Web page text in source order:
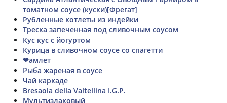
томатном соусе (куски)[Фрегат]
Рубленные котлеты из индейки
Треска запеченная под сливочным соусом
Кус кус с йогуртом
Курица в сливочном соусе со спагетти
❤амлет
Рыба жареная в соусе
Чай каркаде
Bresaola della Valtellina I.G.P.
Мультизлаковый